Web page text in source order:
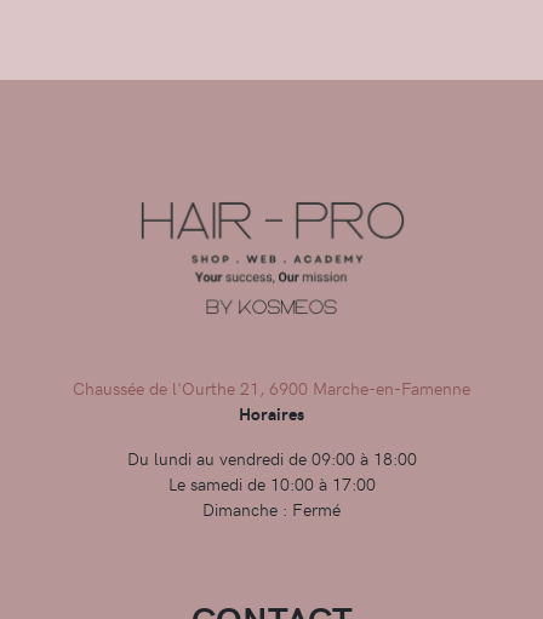
Chaussée de l'Ourthe 21, 6900 Marche-en-Famenne
Horaires
Du lundi au vendredi de 09:00 à 18:00
Le samedi de 10:00 à 17:00
Dimanche : Fermé